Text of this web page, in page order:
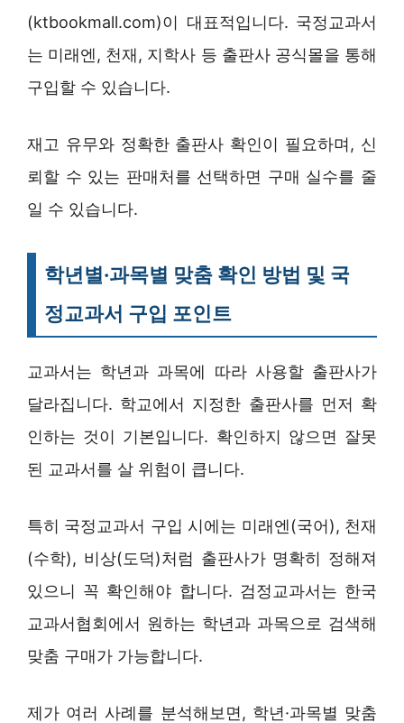
(ktbookmall.com)이 대표적입니다. 국정교과서
는 미래엔, 천재, 지학사 등 출판사 공식몰을 통해
구입할 수 있습니다.
재고 유무와 정확한 출판사 확인이 필요하며, 신
뢰할 수 있는 판매처를 선택하면 구매 실수를 줄
일 수 있습니다.
학년별·과목별 맞춤 확인 방법 및 국
정교과서 구입 포인트
교과서는 학년과 과목에 따라 사용할 출판사가
달라집니다. 학교에서 지정한 출판사를 먼저 확
인하는 것이 기본입니다. 확인하지 않으면 잘못
된 교과서를 살 위험이 큽니다.
특히 국정교과서 구입 시에는 미래엔(국어), 천재
(수학), 비상(도덕)처럼 출판사가 명확히 정해져
있으니 꼭 확인해야 합니다. 검정교과서는 한국
교과서협회에서 원하는 학년과 과목으로 검색해
맞춤 구매가 가능합니다.
제가 여러 사례를 분석해보면, 학년·과목별 맞춤